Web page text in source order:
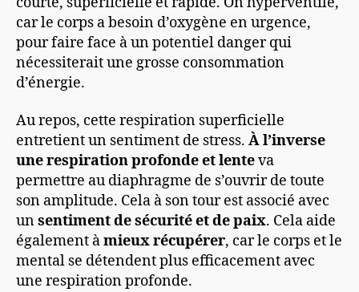
car le corps a besoin d’oxygène en urgence,
pour faire face à un potentiel danger qui
nécessiterait une grosse consommation
d’énergie.
Au repos, cette respiration superficielle
entretient un sentiment de stress. À l’inverse
une respiration profonde et lenteva
permettre au diaphragme de s’ouvrir de toute
son amplitude. Cela à son tour est associé avec
unsentiment de sécurité et de paix. Cela aide
également àmieux récupérer, car le corps et le
mental se détendent plus efficacement avec
une respiration profonde.